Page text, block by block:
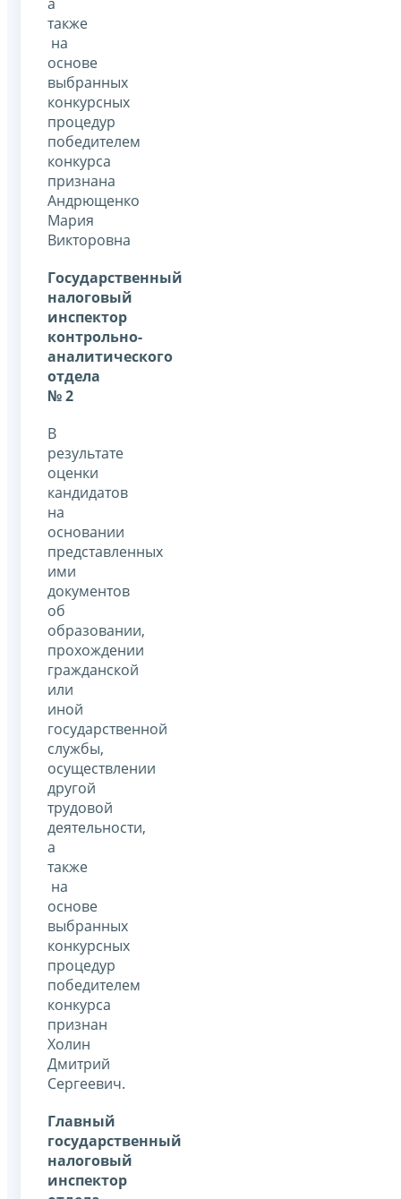
также
на
основе
выбранных
конкурсных
процедур
победителем
конкурса
признана
Андрющенко
Мария
Викторовна
Государственный
налоговый
инспектор
контрольно-
аналитического
отдела
№ 2
В
результате
оценки
кандидатов
на
основании
представленных
ими
документов
об
образовании,
прохождении
гражданской
или
иной
государственной
службы,
осуществлении
другой
трудовой
деятельности,
а
также
на
основе
выбранных
конкурсных
процедур
победителем
конкурса
признан
Холин
Дмитрий
Сергеевич.
Главный
государственный
налоговый
инспектор